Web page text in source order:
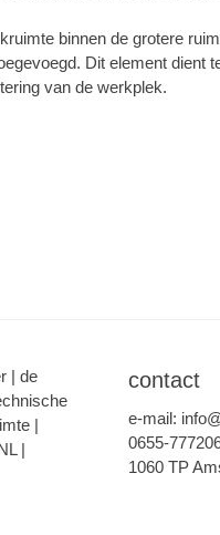
binnen de grotere
Dit element dient
van de werkplek.
| de
|
|
contact
e-mail:
0655-
1060 TP